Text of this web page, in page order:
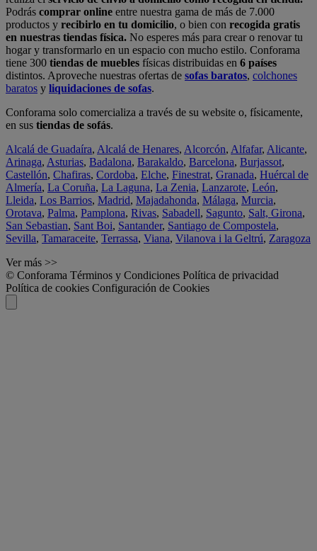
Podrás comprar online entre nuestra gama de más de 7.000
productos y recibirlo en tu domicilio, o bien con recogida gratis
en nuestras tiendas física. No esperes más para crear o renovar tu
hogar y transformarlo en un espacio con mucho estilo. Conforama
tiene 300 tiendas de muebles físicas distribuidas en 6 países
distintos. Aproveche nuestras ofertas de sofas baratos, colchones
baratos y liquidaciones de sofas.
Conforama solo comercializa a través de su website o, físicamente,
en sus tiendas de sofás.
Alcalá de Guadaíra, Alcalá de Henares, Alcorcón, Alfafar, Alicante,
Arinaga, Asturias, Badalona, Barakaldo, Barcelona, Burjassot,
Castellón, Chafiras, Cordoba, Elche, Finestrat, Granada, Huércal de
Almería, La Coruña, La Laguna, La Zenia, Lanzarote, León,
Lleida, Los Barrios, Madrid, Majadahonda, Málaga, Murcia,
Orotava, Palma, Pamplona, Rivas, Sabadell, Sagunto, Salt, Girona,
San Sebastian, Sant Boi, Santander, Santiago de Compostela,
Sevilla, Tamaraceite, Terrassa, Viana, Vilanova i la Geltrú, Zaragoza
Ver más >>
© Conforama Términos y Condiciones Política de privacidad
Política de cookies Configuración de Cookies